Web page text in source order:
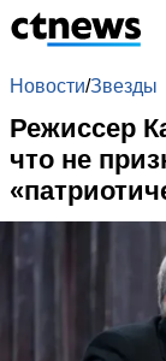
Новости/Звезды
Режиссер
что не